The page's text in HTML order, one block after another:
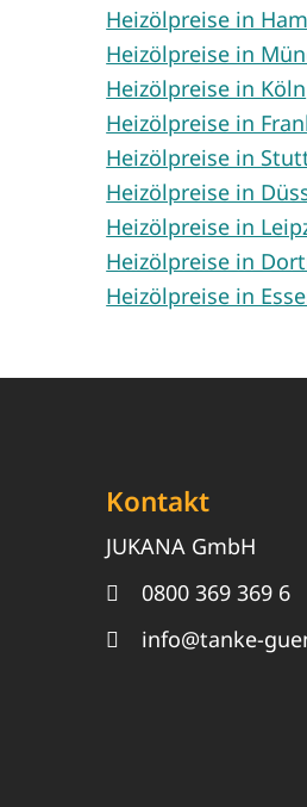
Heizölpreise in
Heizölpreise in
Heizölpreise in Köln
Heizölpreise in
Heizölpreise in
Heizölpreise in
Heizölpreise in
Heizölpreise in
Heizölpreise in
Kontakt
JUKANA GmbH
0800 369 369 6
info@tanke-